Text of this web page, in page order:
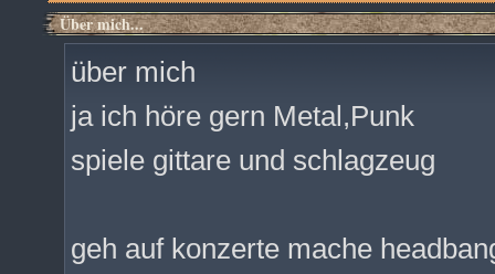
Über mich...
über mich
ja ich höre gern Metal,Punk
spiele gittare und schlagzeug
geh auf konzerte mache